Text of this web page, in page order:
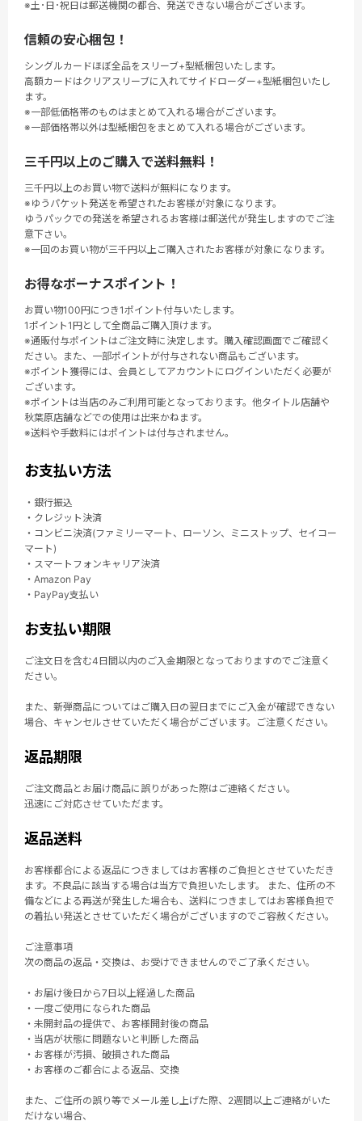
※土･日･祝日は郵送機関の都合、発送できない場合がございます。
信頼の安心梱包！
シングルカードほぼ全品をスリーブ+型紙梱包いたします。
高額カードはクリアスリーブに入れてサイドローダー+型紙梱包いたし
ます。
※一部低価格帯のものはまとめて入れる場合がございます。
※一部価格帯以外は型紙梱包をまとめて入れる場合がございます。
三千円以上のご購入で送料無料！
三千円以上のお買い物で送料が無料になります。
※ゆうパケット発送を希望されたお客様が対象になります。
ゆうパックでの発送を希望されるお客様は郵送代が発生しますのでご注
意下さい。
※一回のお買い物が三千円以上ご購入されたお客様が対象になります。
お得なボーナスポイント！
お買い物100円につき1ポイント付与いたします。
1ポイント1円として全商品ご購入頂けます。
※通販付与ポイントはご注文時に決定します。購入確認画面でご確認く
ださい。また、一部ポイントが付与されない商品もございます。
※ポイント獲得には、会員としてアカウントにログインいただく必要が
ございます。
※ポイントは当店のみご利用可能となっております。他タイトル店舗や
秋葉原店舗などでの使用は出来かねます。
※送料や手数料にはポイントは付与されません。
お支払い方法
・銀行振込
・クレジット決済
・コンビニ決済(ファミリーマート、ローソン、ミニストップ、セイコー
マート)
・スマートフォンキャリア決済
・Amazon Pay
・PayPay支払い
お支払い期限
ご注文日を含む4日間以内のご入金期限となっておりますのでご注意く
ださい。
また、新弾商品についてはご購入日の翌日までにご入金が確認できない
場合、キャンセルさせていただく場合がございます。ご注意ください。
返品期限
ご注文商品とお届け商品に誤りがあった際はご連絡ください。
迅速にご対応させていただます。
返品送料
お客様都合による返品につきましてはお客様のご負担とさせていただき
ます。不良品に該当する場合は当方で負担いたします。 また、住所の不
備などによる再送が発生した場合も、送料につきましてはお客様負担で
の着払い発送とさせていただく場合がございますのでご容赦ください。
ご注意事項
次の商品の返品・交換は、お受けできませんのでご了承ください。
・お届け後日から7日以上経過した商品
・一度ご使用になられた商品
・未開封品の提供で、お客様開封後の商品
・当店が状態に問題ないと判断した商品
・お客様が汚損、破損された商品
・お客様のご都合による返品、交換
また、ご住所の誤り等でメール差し上げた際、2週間以上ご連絡がいた
だけない場合、